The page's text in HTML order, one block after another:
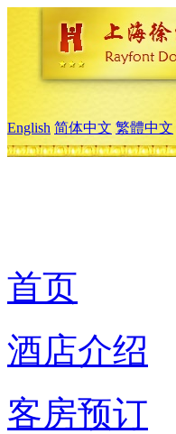
English 简体中文 繁體中文
首页
酒店介绍
客房预订